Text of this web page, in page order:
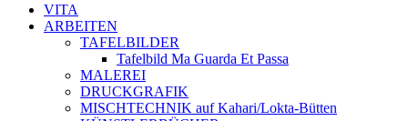
VITA
ARBEITEN
TAFELBILDER
Tafelbild Ma Guarda Et Passa
MALEREI
DRUCKGRAFIK
MISCHTECHNIK auf Kahari/Lokta-Bütten